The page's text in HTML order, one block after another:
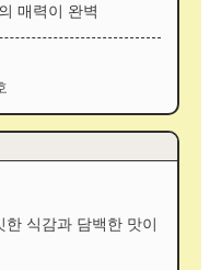
매력이 완벽
식감과 담백한 맛이